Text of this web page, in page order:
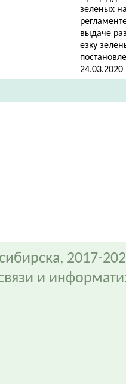
зеленых
выдаче
езку
2017-
и